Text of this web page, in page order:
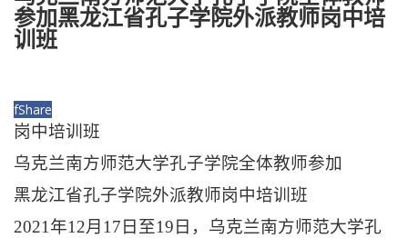
参加黑龙江省孔子学院外派教师岗中培
训班
fShare
岗中培训班
乌克兰南方师范大学孔子学院全体教师参加
黑龙江省孔子学院外派教师岗中培训班
2021年12月17日至19日，乌克兰南方师范大学孔